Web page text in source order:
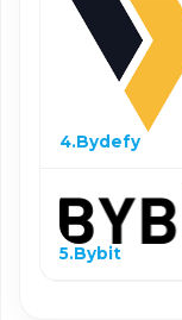
4.Bydefy
5.Bybit